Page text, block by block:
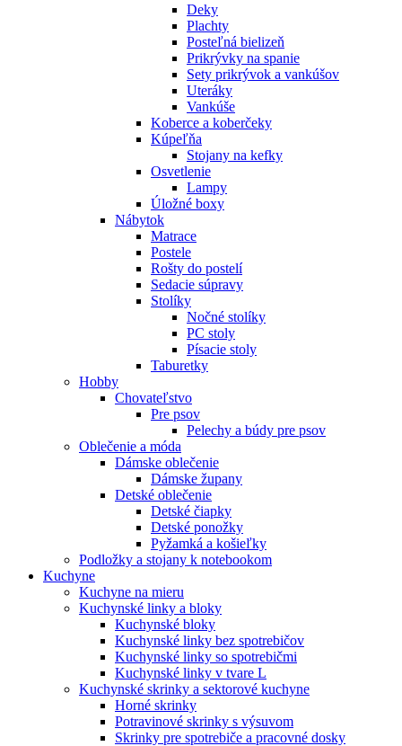
Deky
Plachty
Posteľná bielizeň
Prikrývky na spanie
Sety prikrývok a vankúšov
Uteráky
Vankúše
Koberce a koberčeky
Kúpeľňa
Stojany na kefky
Osvetlenie
Lampy
Úložné boxy
Nábytok
Matrace
Postele
Rošty do postelí
Sedacie súpravy
Stolíky
Nočné stolíky
PC stoly
Písacie stoly
Taburetky
Hobby
Chovateľstvo
Pre psov
Pelechy a búdy pre psov
Oblečenie a móda
Dámske oblečenie
Dámske župany
Detské oblečenie
Detské čiapky
Detské ponožky
Pyžamká a košieľky
Podložky a stojany k notebookom
Kuchyne
Kuchyne na mieru
Kuchynské linky a bloky
Kuchynské bloky
Kuchynské linky bez spotrebičov
Kuchynské linky so spotrebičmi
Kuchynské linky v tvare L
Kuchynské skrinky a sektorové kuchyne
Horné skrinky
Potravinové skrinky s výsuvom
Skrinky pre spotrebiče a pracovné dosky